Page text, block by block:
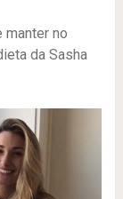
manter no
da Sasha